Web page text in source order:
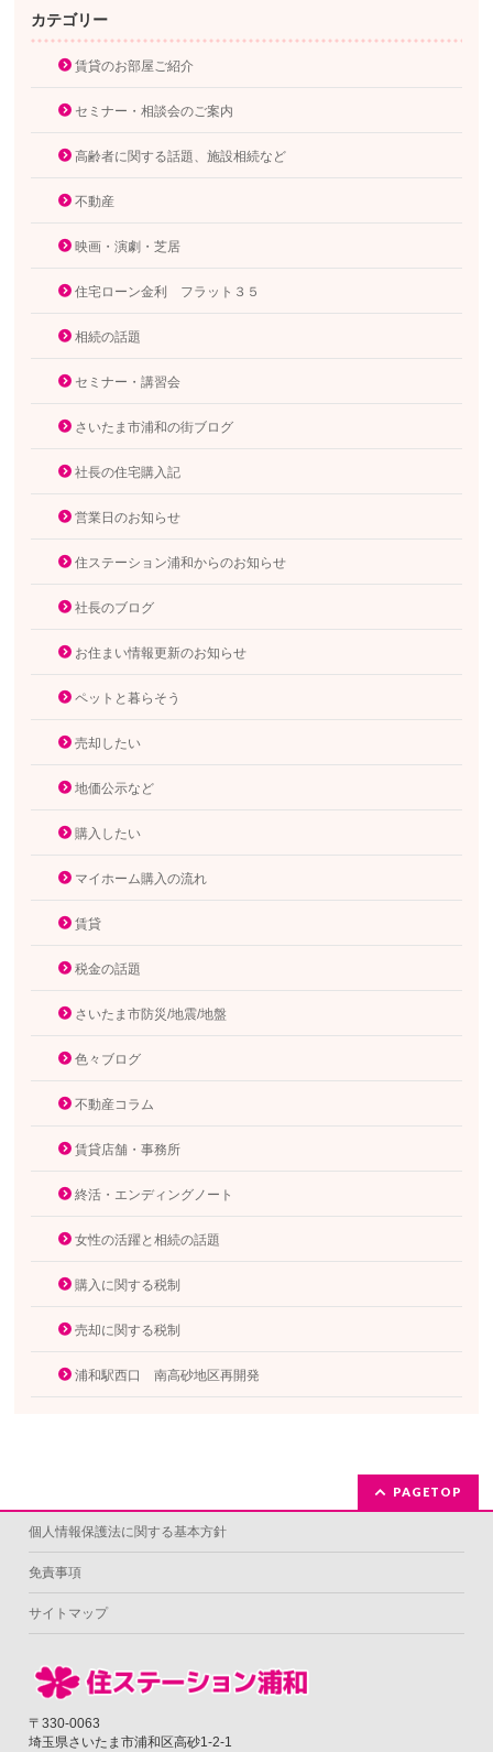
カテゴリー
賃貸のお部屋ご紹介
セミナー・相談会のご案内
高齢者に関する話題、施設相続など
不動産
映画・演劇・芝居
住宅ローン金利 フラット３５
相続の話題
セミナー・講習会
さいたま市浦和の街ブログ
社長の住宅購入記
営業日のお知らせ
住ステーション浦和からのお知らせ
社長のブログ
お住まい情報更新のお知らせ
ペットと暮らそう
売却したい
地価公示など
購入したい
マイホーム購入の流れ
賃貸
税金の話題
さいたま市防災/地震/地盤
色々ブログ
不動産コラム
賃貸店舗・事務所
終活・エンディングノート
女性の活躍と相続の話題
購入に関する税制
売却に関する税制
浦和駅西口 南高砂地区再開発
PAGETOP
個人情報保護法に関する基本方針
免責事項
サイトマップ
〒330-0063
埼玉県さいたま市浦和区高砂1-2-1